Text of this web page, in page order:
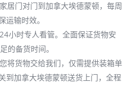
居门对门到加拿大埃德蒙顿，每周
运输时效。
小时专人看管。全面保证货物安
的备货时间。
将货物交给我们，仅需提供装箱单
到加拿大埃德蒙顿送货上门，全程